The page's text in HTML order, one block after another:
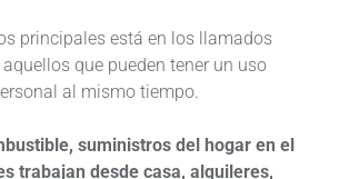
principales está en los llamados
que pueden tener un uso
al mismo tiempo.
suministros del hogar en el
trabajan desde casa, alquileres,